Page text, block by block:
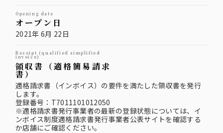
opening date
オープン日
2021年 6月 22日
Receipt (qualified simplified
invoice)
領収書（適格簡易請求
書）
適格請求書（インボイス）の要件を満たした領収書を発行
します。
登録番号：T7011101012050
※適格請求書発行事業者の最新の登録状態については、イ
ンボイス制度適格請求書発行事業者公表サイトを確認する
か店舗にご確認ください。